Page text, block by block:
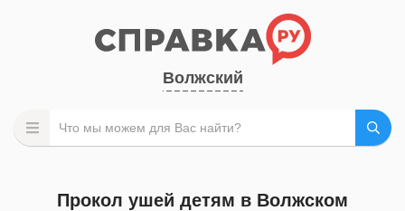
Волжский
Прокол ушей детям в Волжском